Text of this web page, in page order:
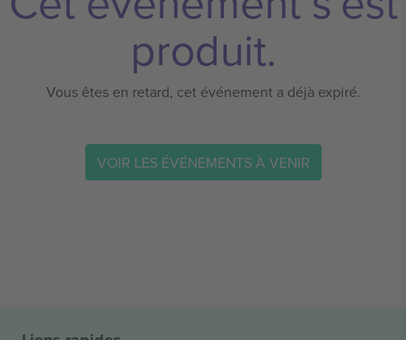
produit.
Vous êtes en retard, cet événement a déjà expiré.
VOIR LES ÉVÉNEMENTS À VENIR